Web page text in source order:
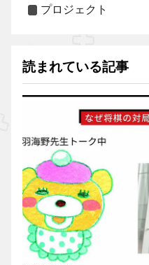
プロジェクト
読まれている記事